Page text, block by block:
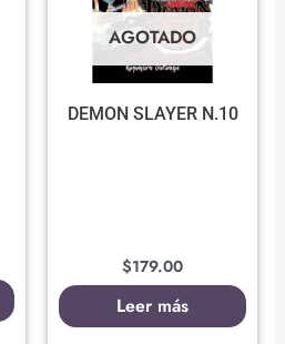
AGOTADO
DEMON SLAYER N.10
$179.00
Leer más